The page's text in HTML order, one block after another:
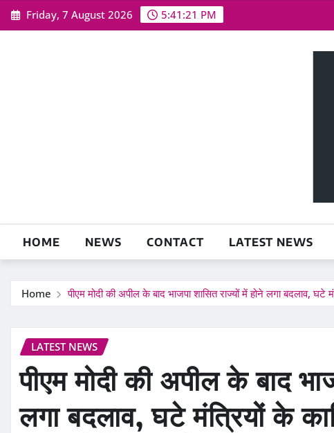
Skip
to
Friday, 7 August 2026 5:41:22 PM
HOME NEWS CONTACT LATEST NEWS
Home पीएम मोदी की अपील के बाद भाजपा शासित राज्यों में होने लगा बदलाव,
LATEST NEWS
पीएम मोदी की अपील के बाद
लगा बदलाव, घटे मंत्रियों के